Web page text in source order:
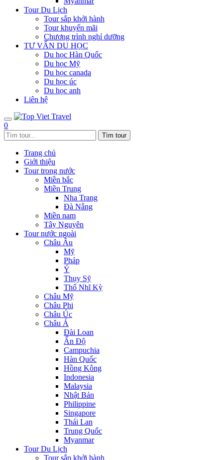
Tour Du Lịch
Tour sắp khởi hành
Tour khuyến mãi
Chương trình nghỉ dưỡng
TƯ VẤN DU HỌC
Du học Hàn Quốc
Du học Mỹ
Du học canada
Du học úc
Du học anh
Liên hệ
0
Trang chủ
Giới thiệu
Tour trong nước
Miền bắc
Miền Trung
Nha Trang
Đà Nẵng
Miền nam
Tây Nguyên
Tour nước ngoài
Châu Âu
Mỹ
Pháp
Ý
Thụy Sỹ
Thổ Nhĩ Kỳ
Châu Mỹ
Châu Phi
Châu Úc
Châu Á
Đài Loan
Ấn Độ
Campuchia
Hàn Quốc
Hồng Kông
Indonesia
Malaysia
Nhật Bản
Philippine
Singapore
Thái Lan
Trung Quốc
Myanmar
Tour Du Lịch
Tour sắp khởi hành